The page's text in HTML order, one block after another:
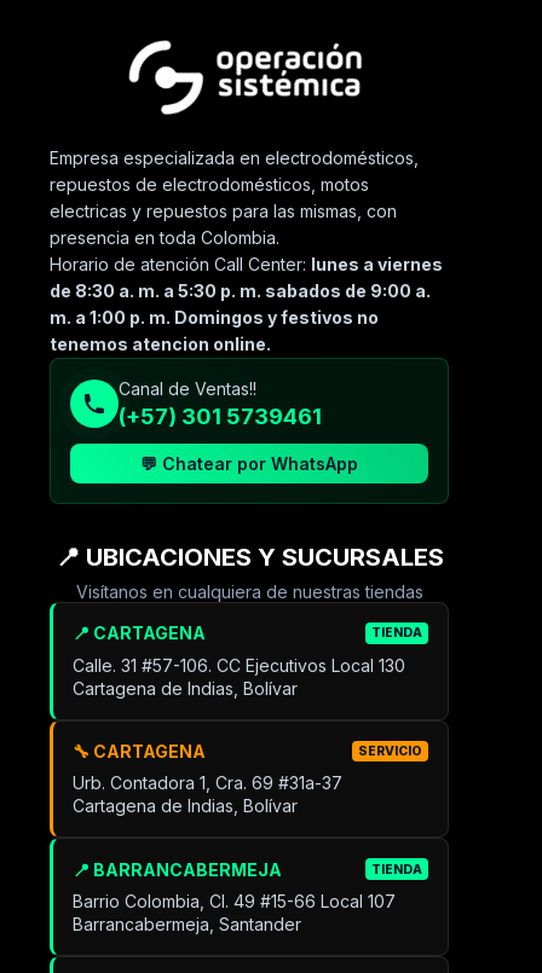
Empresa especializada en electrodomésticos,
repuestos de electrodomésticos, motos
electricas y repuestos para las mismas, con
presencia en toda Colombia.
Horario de atención Call Center: lunes a viernes
de 8:30 a. m. a 5:30 p. m. sabados de 9:00 a.
m. a 1:00 p. m. Domingos y festivos no
tenemos atencion online.
Canal de Ventas!!
(+57) 301 5739461
💬 Chatear por WhatsApp
📍 UBICACIONES Y SUCURSALES
Visítanos en cualquiera de nuestras tiendas
📍 CARTAGENA TIENDA
Calle. 31 #57-106. CC Ejecutivos Local 130
Cartagena de Indias, Bolívar
🔧 CARTAGENA SERVICIO
Urb. Contadora 1, Cra. 69 #31a-37
Cartagena de Indias, Bolívar
📍 BARRANCABERMEJA TIENDA
Barrio Colombia, Cl. 49 #15-66 Local 107
Barrancabermeja, Santander